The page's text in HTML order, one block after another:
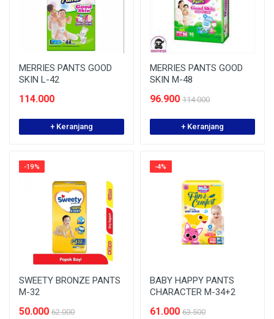
MERRIES PANTS GOOD
SKIN L-42
114.000
+ Keranjang
MERRIES PANTS GOOD
SKIN M-48
96.900 114.000
+ Keranjang
-19%
SWEETY BRONZE PANTS
M-32
50.000 62.000
-4%
BABY HAPPY PANTS
CHARACTER M-34+2
61.000 63.500